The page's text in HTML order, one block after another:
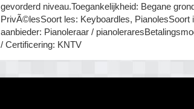
gevorderd niveau.Toegankelijkheid: Begane
PrivÃ©lesSoort les: Keyboardles,
aanbieder: Pianoleraar /
/ Certificering: KNTV